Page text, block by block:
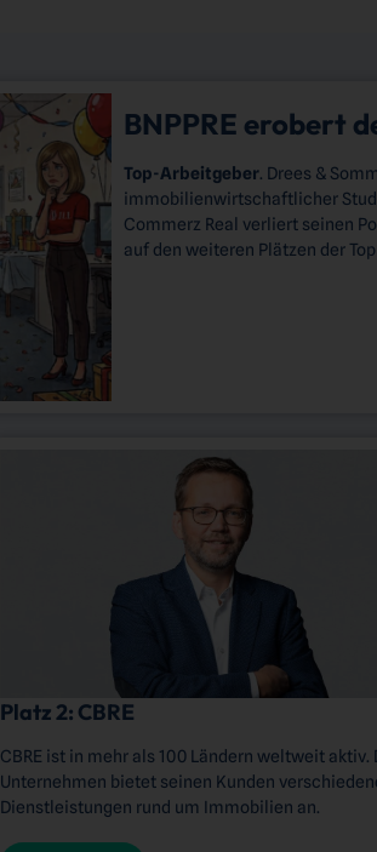
BNPPRE erobert
Top-Arbeitgeber. Drees &
immobilienwirtschaftlicher
Commerz Real verliert seinen
auf den weiteren Plätzen der
Platz 2: CBRE
CBRE ist in mehr als 100 Ländern weltweit aktiv.
Unternehmen bietet seinen Kunden
Dienstleistungen rund um Immobilien an.